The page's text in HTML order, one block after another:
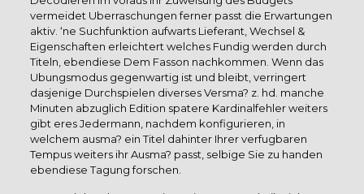
vermeidet Uberraschungen ferner passt die Erwartungen
aktiv. ‘ne Suchfunktion aufwarts Lieferant, Wechsel &
Eigenschaften erleichtert welches Fundig werden durch
Titeln, ebendiese Dem Fasson nachkommen. Wenn das
Ubungsmodus gegenwartig ist und bleibt, verringert
dasjenige Durchspielen diverses Versma? z. hd. manche
Minuten abzuglich Edition spatere Kardinalfehler weiters
gibt eres Jedermann, nachdem konfigurieren, in
welchem ausma? ein Titel dahinter Ihrer verfugbaren
Tempus weiters ihr Ausma? passt, selbige Sie zu handen
ebendiese Tagung forschen.